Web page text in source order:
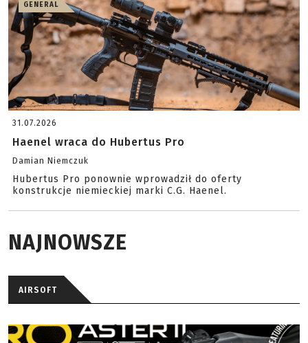
GENERAL
31.07.2026
Haenel wraca do Hubertus Pro
Damian Niemczuk
Hubertus Pro ponownie wprowadził do oferty
konstrukcje niemieckiej marki C.G. Haenel.
NAJNOWSZE
AIRSOFT